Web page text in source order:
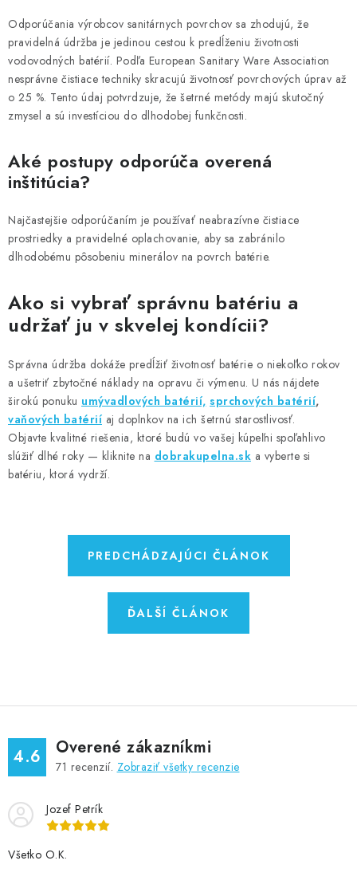
Odporúčania výrobcov sanitárnych povrchov sa zhodujú, že
pravidelná údržba je jedinou cestou k predĺženiu životnosti
vodovodných batérií. Podľa European Sanitary Ware Association
nesprávne čistiace techniky skracujú životnosť povrchových úprav až
o 25 %. Tento údaj potvrdzuje, že šetrné metódy majú skutočný
zmysel a sú investíciou do dlhodobej funkčnosti.
Aké postupy odporúča overená
inštitúcia?
Najčastejšie odporúčaním je používať neabrazívne čistiace
prostriedky a pravidelné oplachovanie, aby sa zabránilo
dlhodobému pôsobeniu minerálov na povrch batérie.
Ako si vybrať správnu batériu a
udržať ju v skvelej kondícii?
Správna údržba dokáže predĺžiť životnosť batérie o niekoľko rokov
a ušetriť zbytočné náklady na opravu či výmenu. U nás nájdete
širokú ponuku umývadlových batérií, sprchových batérií,
vaňových batérií aj doplnkov na ich šetrnú starostlivosť.
Objavte kvalitné riešenia, ktoré budú vo vašej kúpeľni spoľahlivo
slúžiť dlhé roky — kliknite na dobrakupelna.sk a vyberte si
batériu, ktorá vydrží.
PREDCHÁDZAJÚCI ČLÁNOK
ĎALŠÍ ČLÁNOK
4.6 Overené zákazníkmi
71 recenzií. Zobraziť všetky recenzie
Jozef Petrík
Všetko O.K.